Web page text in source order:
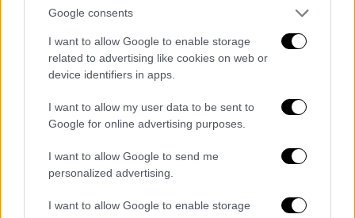
Google consents
I want to allow Google to enable storage
related to advertising like cookies on web or
device identifiers in apps.
I want to allow my user data to be sent to
Google for online advertising purposes.
I want to allow Google to send me
personalized advertising.
I want to allow Google to enable storage